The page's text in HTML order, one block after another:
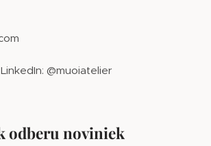
@muoiatelier
odberu noviniek